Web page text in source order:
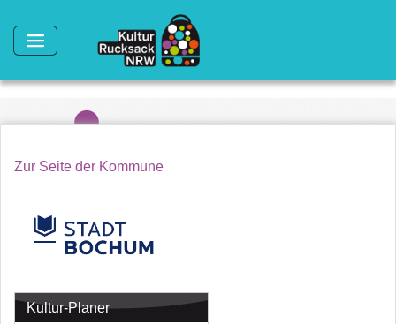
Zur Seite der Kommune
Kultur-Planer